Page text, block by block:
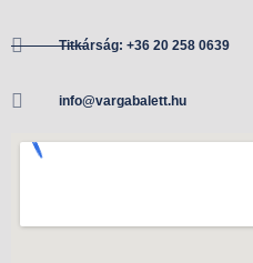
Titkárság: +36 20 258 0639
info@vargabalett.hu